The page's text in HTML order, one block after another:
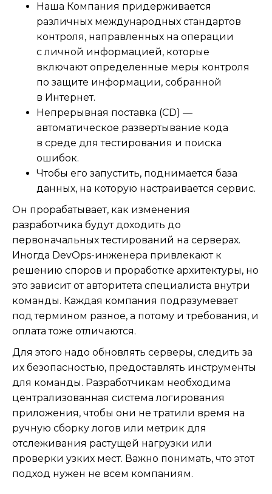
Наша Компания придерживается
различных международных стандартов
контроля, направленных на операции
с личной информацией, которые
включают определенные меры контроля
по защите информации, собранной
в Интернет.
Непрерывная поставка (CD) —
автоматическое развертывание кода
в среде для тестирования и поиска
ошибок.
Чтобы его запустить, поднимается база
данных, на которую настраивается сервис.
Он прорабатывает, как изменения
разработчика будут доходить до
первоначальных тестирований на серверах.
Иногда DevOps-инженера привлекают к
решению споров и проработке архитектуры, но
это зависит от авторитета специалиста внутри
команды. Каждая компания подразумевает
под термином разное, а потому и требования, и
оплата тоже отличаются.
Для этого надо обновлять серверы, следить за
их безопасностью, предоставлять инструменты
для команды. Разработчикам необходима
централизованная система логирования
приложения, чтобы они не тратили время на
ручную сборку логов или метрик для
отслеживания растущей нагрузки или
проверки узких мест. Важно понимать, что этот
подход нужен не всем компаниям.